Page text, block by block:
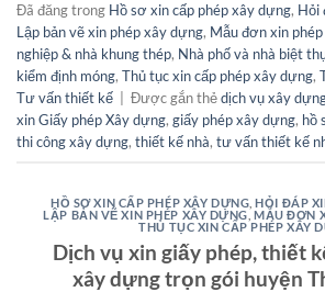
Đã đăng trong Hồ sơ xin cấp phép xây dựng, Hỏi
Lập bản vẽ xin phép xây dựng, Mẫu đơn xin
nghiệp & nhà khung thép, Nhà phố và nhà biệt
kiểm định móng, Thủ tục xin cấp phép xây dựng,
Tư vấn thiết kế
Được gắn thẻdịch vụ xây
xin Giấy phép Xây dựng, giấy phép xây dựng, hồ
thi công xây dựng, thiết kế nhà, tư vấn thiết kế
HỒ SƠ XIN CẤP PHÉP XÂY DỰNG ,HỎI ĐÁP
LẬP BẢN VẼ XIN PHÉP XÂY DỰNG ,MẪU ĐƠN
THỦ TỤC XIN CẤP PHÉP XÂY
Dịch vụ xin giấy phép, thiết
xây dựng trọn gói huyện